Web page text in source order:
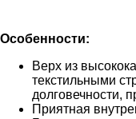
Особенности:
Верх из
текстильными
долговечности,
Приятная